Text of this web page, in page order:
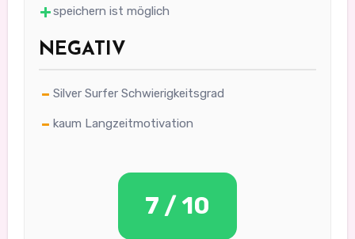
speichern ist möglich
NEGATIV
Silver Surfer Schwierigkeitsgrad
kaum Langzeitmotivation
7 / 10